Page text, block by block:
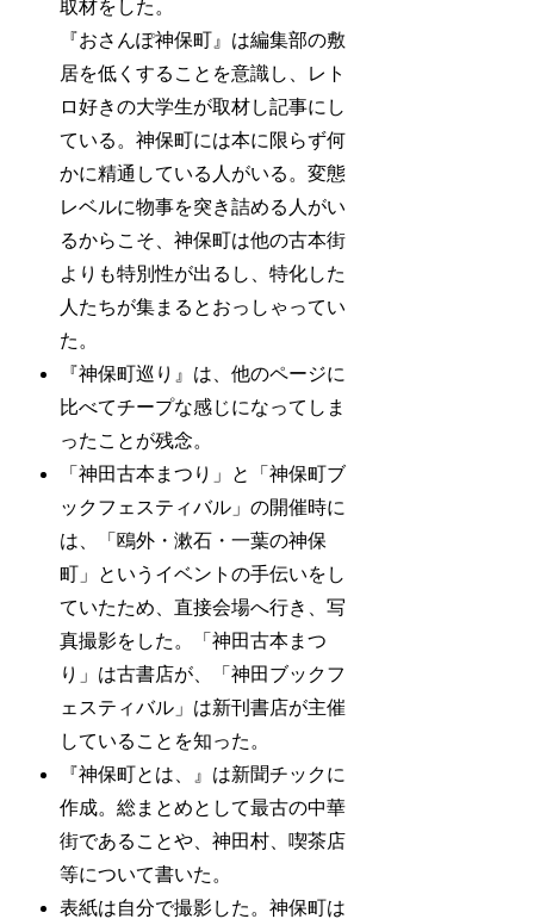
取材をした。
『おさんぽ神保町』は編集部の敷
居を低くすることを意識し、レト
ロ好きの大学生が取材し記事にし
ている。神保町には本に限らず何
かに精通している人がいる。変態
レベルに物事を突き詰める人がい
るからこそ、神保町は他の古本街
よりも特別性が出るし、特化した
人たちが集まるとおっしゃってい
た。
『神保町巡り』は、他のページに
比べてチープな感じになってしま
ったことが残念。
「神田古本まつり」と「神保町ブ
ックフェスティバル」の開催時に
は、「鴎外・漱石・一葉の神保
町」というイベントの手伝いをし
ていたため、直接会場へ行き、写
真撮影をした。「神田古本まつ
り」は古書店が、「神田ブックフ
ェスティバル」は新刊書店が主催
していることを知った。
『神保町とは、』は新聞チックに
作成。総まとめとして最古の中華
街であることや、神田村、喫茶店
等について書いた。
表紙は自分で撮影した。神保町は